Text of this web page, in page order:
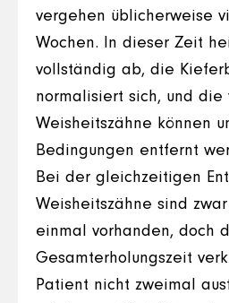
vergehen üblicherweise
Wochen. In dieser Zeit
vollständig ab, die
normalisiert sich, und
Weisheitszähne können
Bedingungen entfernt
Bei der gleichzeitigen
Weisheitszähne sind
einmal vorhanden, doch
Gesamterholungszeit
Patient nicht zweimal